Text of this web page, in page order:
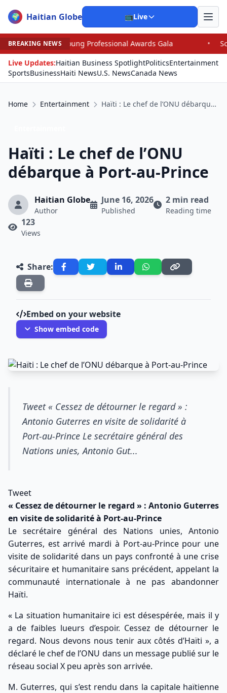
🌍 Haitian Globe 📺Live
BREAKING NEWS
Awards Gala •
Scandal Leaves North
Live Updates:Haitian Business SpotlightPoliticsEntertainment
SportsBusinessHaiti NewsU.S. NewsCanada News
Home Entertainment Haïti : Le chef de l’ONU débarque à Port-au-Prince
Haïti : Le chef de l’ONU
débarque à Port-au-Prince
Haitian Globe
Author
June 16, 2026
Published
2 min read
Reading time
123
Views
Share:
Embed on your website
Show embed code
Tweet « Cessez de détourner le regard » :
Antonio Guterres en visite de solidarité à
Port-au-Prince Le secrétaire général des
Nations unies, Antonio Gut...
Tweet
« Cessez de détourner le regard » : Antonio Guterres
en visite de solidarité à Port-au-Prince
Le secrétaire général des Nations unies, Antonio
Guterres, est arrivé mardi à Port-au-Prince pour une
visite de solidarité dans un pays confronté à une crise
sécuritaire et humanitaire sans précédent, appelant la
communauté internationale à ne pas abandonner
Haïti.
« La situation humanitaire ici est désespérée, mais il y
a de faibles lueurs d’espoir. Cessez de détourner le
regard. Nous devons nous tenir aux côtés d’Haïti », a
déclaré le chef de l’ONU dans un message publié sur le
réseau social X peu après son arrivée.
M. Guterres, qui s’est rendu dans la capitale haïtienne